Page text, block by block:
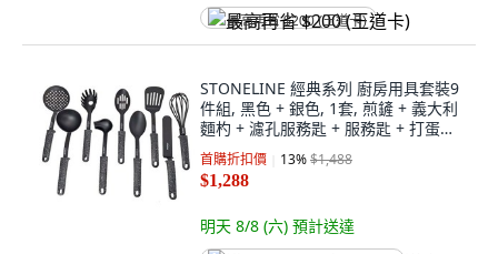
最高再省 $200 (王道卡)
STONELINE 經典系列 廚房用具套裝9
件組, 黑色 + 銀色, 1套, 煎鏟 + 義大利
麵杓 + 濾孔服務匙 + 服務匙 + 打蛋器
+ 蛋糕鏟 + 醬料杓 + 湯杓 + 濾杓
首購折扣價 13%$1,488
$1,288
明天 8/8 (六) 預計送達